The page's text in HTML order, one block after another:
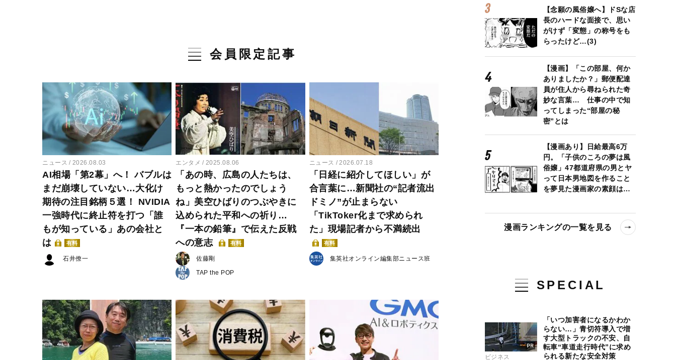
会員限定記事
ニュース 2026.08.03
AI相場「第2幕」へ！ バブルは
まだ崩壊していない…大化け
期待の注目銘柄５選！ NVIDIA
一強時代に終止符を打つ「誰
もが知っている」あの会社と
は
有料
石井僚一
エンタメ 2025.08.06
「あの時、広島の人たちは、
もっと熱かったのでしょう
ね」美空ひばりのつぶやきに
込められた平和への祈り…
『一本の鉛筆』で伝えた反戦
への意志
有料
佐藤剛
TAP the POP
ニュース 2026.07.18
「日経に紹介してほしい」が
合言葉に…新聞社の“記者流出
ドミノ”が止まらない
「TikToker化まで求められ
た」現場記者から不満続出
有料
集英社オンライン編集部ニュース班
【念願の風俗嬢へ】ドSな店
長のハードな面接で、思い
がけず「変態」の称号をも
らったけど…(3)
【漫画】「この部屋、何か
ありましたか？」郵便配達
員が住人から尋ねられた奇
妙な言葉… 仕事の中で知
ってしまった“部屋の秘
密”とは
【漫画あり】日給最高6万
円。「子供のころの夢は風
俗嬢」47都道府県の男とヤ
って日本男地図を作ること
を夢見た漫画家の素顔は…
漫画ランキングの一覧を見る
SPECIAL
ビジネス
「いつ加害者になるかわか
らない…」青切符導入で増
す大型トラックの不安、自
転車“車道走行時代”に求め
られる新たな安全対策